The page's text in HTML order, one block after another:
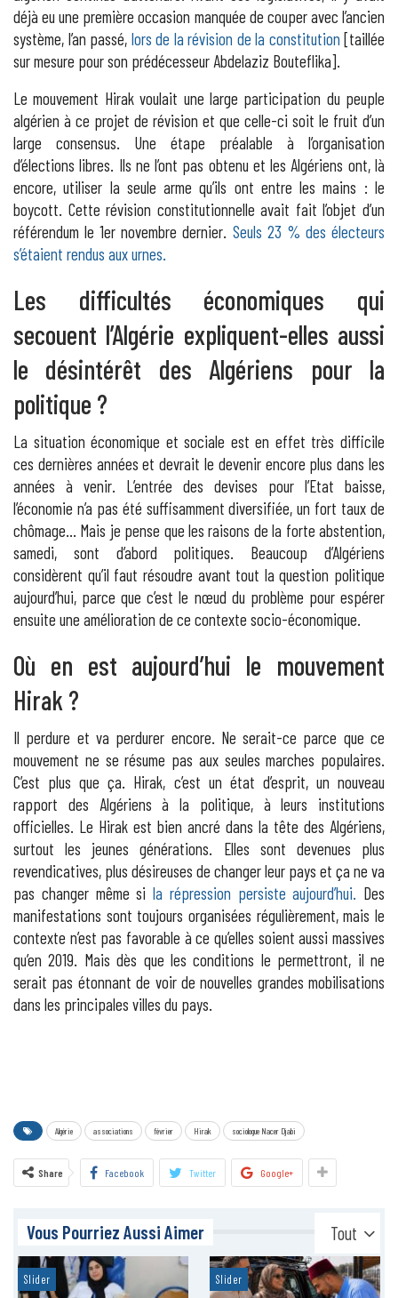
déjà eu une première occasion manquée de couper avec l’ancien
système, l’an passé, lors de la révision de la constitution [taillée
sur mesure pour son prédécesseur Abdelaziz Bouteflika].
Le mouvement Hirak voulait une large participation du peuple
algérien à ce projet de révision et que celle-ci soit le fruit d’un
large consensus. Une étape préalable à l’organisation
d’élections libres. Ils ne l’ont pas obtenu et les Algériens ont, là
encore, utiliser la seule arme qu’ils ont entre les mains : le
boycott. Cette révision constitutionnelle avait fait l’objet d’un
référendum le 1er novembre dernier. Seuls 23 % des électeurs
s’étaient rendus aux urnes.
Les difficultés économiques qui
secouent l’Algérie expliquent-elles aussi
le désintérêt des Algériens pour la
politique ?
La situation économique et sociale est en effet très difficile
ces dernières années et devrait le devenir encore plus dans les
années à venir. L’entrée des devises pour l’Etat baisse,
l’économie n’a pas été suffisamment diversifiée, un fort taux de
chômage… Mais je pense que les raisons de la forte abstention,
samedi, sont d’abord politiques. Beaucoup d’Algériens
considèrent qu’il faut résoudre avant tout la question politique
aujourd’hui, parce que c’est le nœud du problème pour espérer
ensuite une amélioration de ce contexte socio-économique.
Où en est aujourd’hui le mouvement
Hirak ?
Il perdure et va perdurer encore. Ne serait-ce parce que ce
mouvement ne se résume pas aux seules marches populaires.
C’est plus que ça. Hirak, c’est un état d’esprit, un nouveau
rapport des Algériens à la politique, à leurs institutions
officielles. Le Hirak est bien ancré dans la tête des Algériens,
surtout les jeunes générations. Elles sont devenues plus
revendicatives, plus désireuses de changer leur pays et ça ne va
pas changer même si la répression persiste aujourd’hui.
Des
manifestations sont toujours organisées régulièrement, mais le
contexte n’est pas favorable à ce qu’elles soient aussi massives
qu’en 2019. Mais dès que les conditions le permettront, il ne
serait pas étonnant de voir de nouvelles grandes mobilisations
dans les principales villes du pays.
Algérie associations février Hirak sociologue Nacer Djabi
Share Facebook Twitter Google+
Tout
Vous Pourriez Aussi Aimer
Slider Slider